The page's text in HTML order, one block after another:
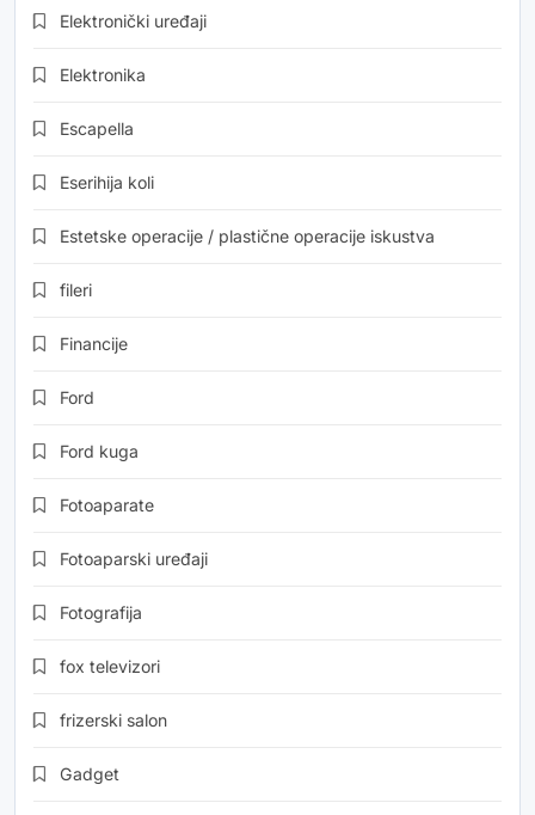
Elektronički uređaji
Elektronika
Escapella
Eserihija koli
Estetske operacije / plastične operacije iskustva
fileri
Financije
Ford
Ford kuga
Fotoaparate
Fotoaparski uređaji
Fotografija
fox televizori
frizerski salon
Gadget